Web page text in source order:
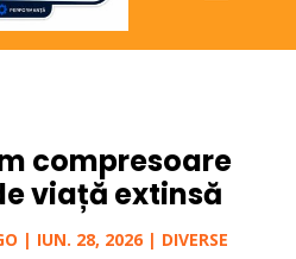
compresoare
viață extinsă
| IUN. 28, 2026 | DIVERSE